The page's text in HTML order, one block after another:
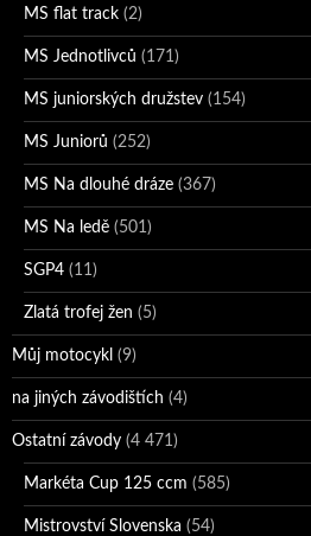
MS flat track (2)
MS Jednotlivců (171)
MS juniorských družstev (154)
MS Juniorů (252)
MS Na dlouhé dráze (367)
MS Na ledě (501)
SGP4 (11)
Zlatá trofej žen (5)
Můj motocykl (9)
na jiných závodištích (4)
Ostatní závody (4 471)
Markéta Cup 125 ccm (585)
Mistrovství Slovenska (54)